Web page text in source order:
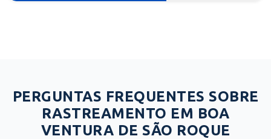
PERGUNTAS FREQUENTES SOBRE
RASTREAMENTO EM BOA
VENTURA DE SÃO ROQUE